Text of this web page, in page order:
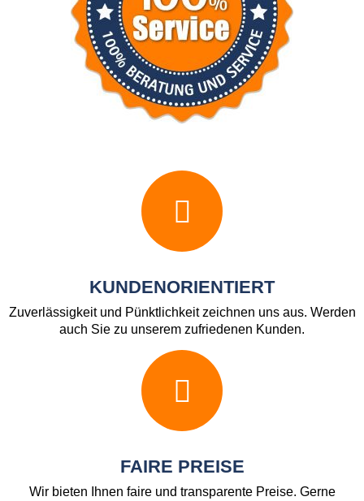
KUNDENORIENTIERT
Zuverlässigkeit und Pünktlichkeit zeichnen uns aus. Werden
auch Sie zu unserem zufriedenen Kunden.
FAIRE PREISE
Wir bieten Ihnen faire und transparente Preise. Gerne